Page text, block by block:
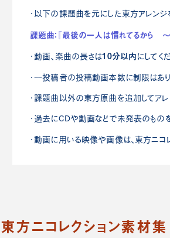
・以下の課題曲を元にした東方アレンジ
課題曲：『最後の一人は慣れてるから
・動画、楽曲の長さは10分以内 にしてく
・一投稿者の投稿動画本数に制限はあり
・課題曲以外の東方原曲を追加してアレ
・過去にCDや動画などで未発表のものを
・動画に用いる映像や画像は、東方ニコ
東方ニコレクション素材